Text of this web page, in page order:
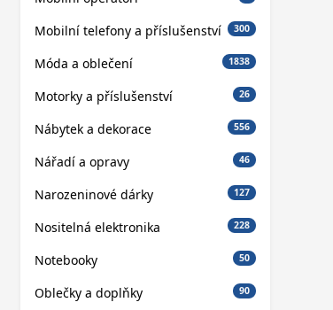
Mobilní telefony a příslušenství 300
Móda a oblečení 1838
Motorky a příslušenství 26
Nábytek a dekorace 556
Nářadí a opravy 46
Narozeninové dárky 127
Nositelná elektronika 228
Notebooky 50
Oblečky a doplňky 90